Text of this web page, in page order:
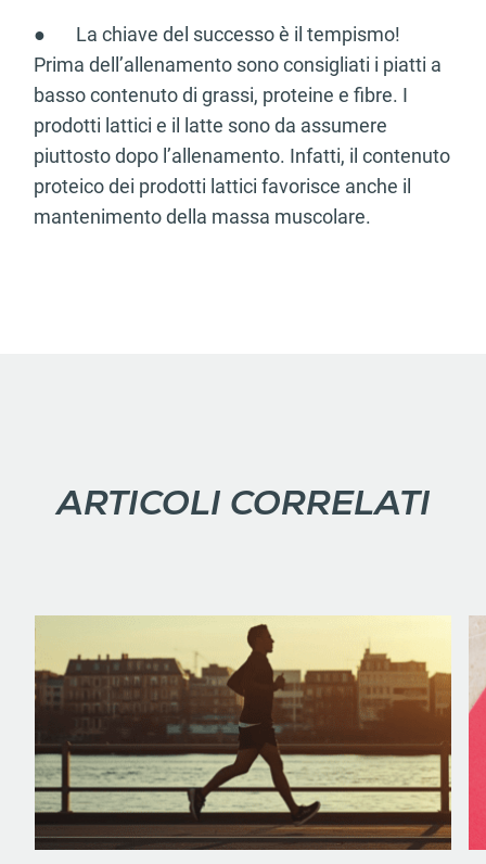
● La chiave del successo è il tempismo!
Prima dell’allenamento sono consigliati i piatti a
basso contenuto di grassi, proteine e fibre. I
prodotti lattici e il latte sono da assumere
piuttosto dopo l’allenamento. Infatti, il contenuto
proteico dei prodotti lattici favorisce anche il
mantenimento della massa muscolare.
ARTICOLI CORRELATI